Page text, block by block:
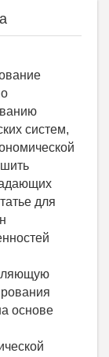
систем,
для
основе